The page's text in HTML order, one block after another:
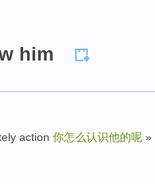
him
action 你怎么认识他的呢 »